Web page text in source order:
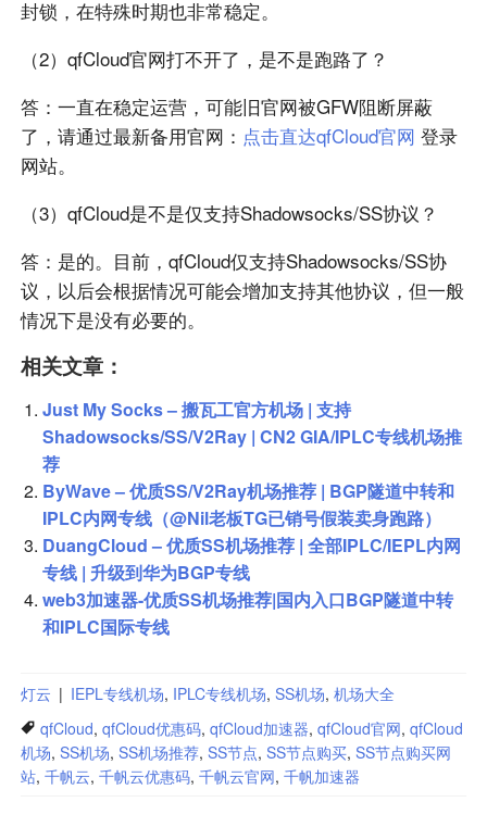
封锁，在特殊时期也非常稳定。
（2）qfCloud官网打不开了，是不是跑路了？
答：一直在稳定运营，可能旧官网被GFW阻断屏蔽
了，请通过最新备用官网： 点击直达qfCloud官网 登录
网站。
（3）qfCloud是不是仅支持Shadowsocks/SS协议？
答：是的。目前，qfCloud仅支持Shadowsocks/SS协
议，以后会根据情况可能会增加支持其他协议，但一般
情况下是没有必要的。
相关文章：
Just My Socks – 搬瓦工官方机场 | 支持
Shadowsocks/SS/V2Ray | CN2 GIA/IPLC专线机场推
荐
ByWave – 优质SS/V2Ray机场推荐 | BGP隧道中转和
IPLC内网专线（@Nil老板TG已销号假装卖身跑路）
DuangCloud – 优质SS机场推荐 | 全部IPLC/IEPL内网
专线 | 升级到华为BGP专线
web3加速器-优质SS机场推荐|国内入口BGP隧道中转
和IPLC国际专线
灯云 | IEPL专线机场, IPLC专线机场, SS机场, 机场大全
qfCloud, qfCloud优惠码, qfCloud加速器, qfCloud官网, qfCloud
机场, SS机场, SS机场推荐, SS节点, SS节点购买, SS节点购买网
站, 千帆云, 千帆云优惠码, 千帆云官网, 千帆加速器